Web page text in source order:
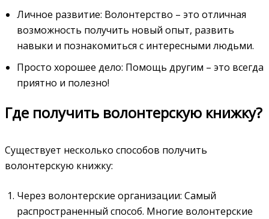
Личное развитие: Волонтерство – это отличная
возможность получить новый опыт, развить
навыки и познакомиться с интересными людьми.
Просто хорошее дело: Помощь другим – это всегда
приятно и полезно!
Где получить волонтерскую книжку?
Существует несколько способов получить
волонтерскую книжку:
Через волонтерские организации: Самый
распространенный способ. Многие волонтерские